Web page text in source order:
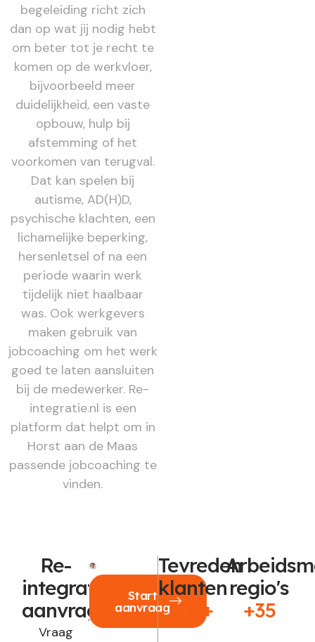
begeleiding richt zich
dan op wat jij nodig hebt
om beter tot je recht te
komen op de werkvloer,
bijvoorbeeld meer
duidelijkheid, een vaste
opbouw, hulp bij
afstemming of het
voorkomen van terugval.
Dat kan spelen bij
autisme, AD(H)D,
psychische klachten, een
lichamelijke beperking,
hersenletsel of na een
periode waarin werk
tijdelijk niet haalbaar
was. Ook werkgevers
maken gebruik van
jobcoaching om het werk
goed te laten aansluiten
bij de medewerker. Re-
integratie.nl is een
platform dat helpt om in
Horst aan de Maas
passende jobcoaching te
vinden.
Re-
integratie
aanvragen?
Vraag
Start
aanvraag
Tevreden
klanten
250+
regio's
+35